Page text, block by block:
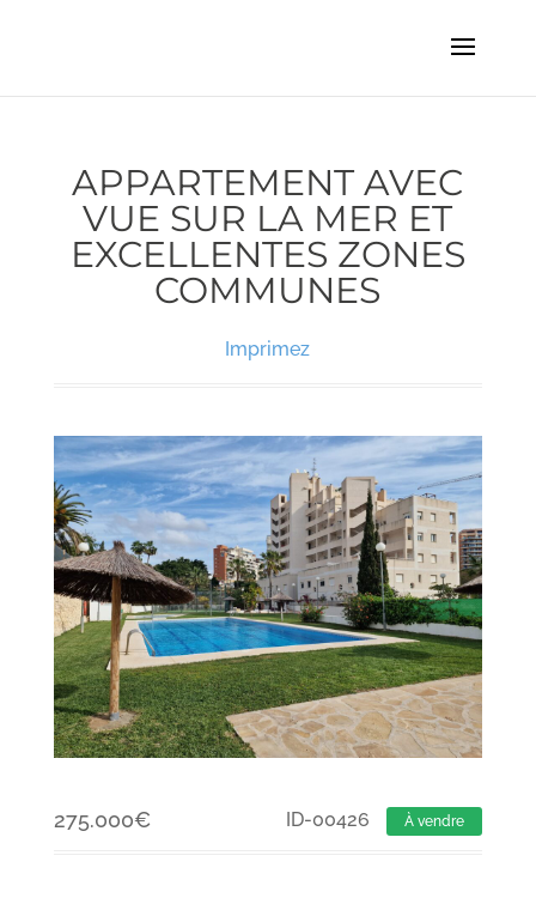
APPARTEMENT AVEC
VUE SUR LA MER ET
EXCELLENTES ZONES
COMMUNES
Imprimez
275.000€ ID-00426 À vendre